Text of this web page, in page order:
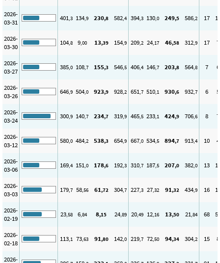
2026-
03-31
401,3 134,9 230,8 582,4 394,3 130,0 249,5 586,2 17
2026-
03-30
104,8 9,00 13,39 154,9 209,2 24,17 46,58 312,9 17 7
2026-
03-27
385,0 108,7 155,3 546,5 406,4 146,7 203,8 564,8 7 6
2026-
03-26
646,9 504,0 923,9 928,2 651,7 510,1 930,6 932,7 6 5
2026-
03-24
300,9 140,7 234,7 319,9 465,5 233,1 424,9 706,6 8 7
2026-
03-12
580,0 484,2 538,3 654,9 667,0 534,5 894,7 913,4 10 4
2026-
03-06
169,4 151,0 178,6 192,3 310,7 187,5 207,0 382,0 13
2026-
03-03
179,7 58,56 61,72 304,7 227,3 27,32 91,32 434,9 16
2026-
02-19
23,58 6,84 8,15 24,89 20,49 12,16 13,50 21,84 68
2026-
02-18
113,1 73,63 91,80 142,0 219,7 72,50 94,34 304,2 15 8
2026-